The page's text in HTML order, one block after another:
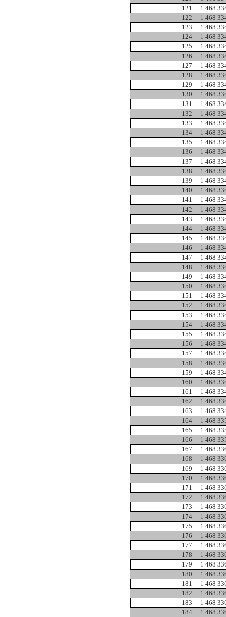
121
1 468
122
1 468
123
1 468
124
1 468
125
1 468
126
1 468
127
1 468
128
1 468
129
1 468
130
1 468
131
1 468
132
1 468
133
1 468
134
1 468
135
1 468
136
1 468
137
1 468
138
1 468
139
1 468
140
1 468
141
1 468
142
1 468
143
1 468
144
1 468
145
1 468
146
1 468
147
1 468
148
1 468
149
1 468
150
1 468
151
1 468
152
1 468
153
1 468
154
1 468
155
1 468
156
1 468
157
1 468
158
1 468
159
1 468
160
1 468
161
1 468
162
1 468
163
1 468
164
1 468
165
1 468
166
1 468
167
1 468
168
1 468
169
1 468
170
1 468
171
1 468
172
1 468
173
1 468
174
1 468
175
1 468
176
1 468
177
1 468
178
1 468
179
1 468
180
1 468
181
1 468
182
1 468
183
1 468
184
1 468